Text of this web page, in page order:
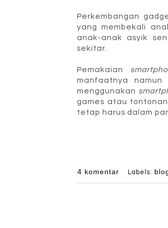
Perkembangan
yang membekali
anak-anak asyik
sekitar.
Pemakaian
manfaatnya
menggunakan
games atau
tetap harus dalam
4 komentar Labels: